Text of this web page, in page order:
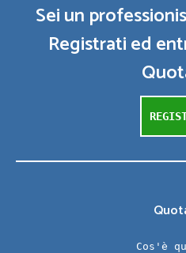
Sei un
Registrati ed
Cos'è